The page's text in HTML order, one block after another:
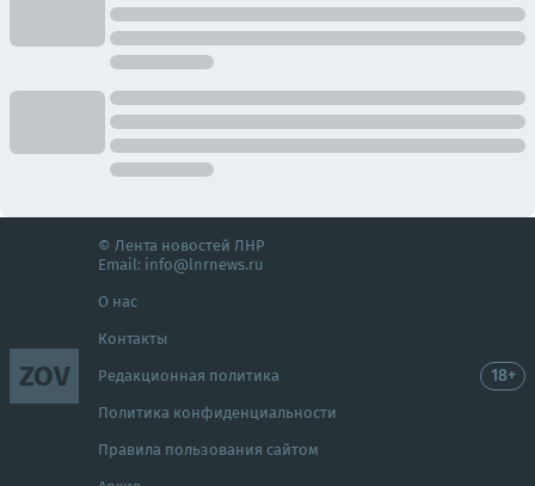
ZOV
© Лента новостей ЛНР
Email: info@lnrnews.ru
О нас
Контакты
Редакционная политика
Политика конфиденциальности
Правила пользования сайтом
18+